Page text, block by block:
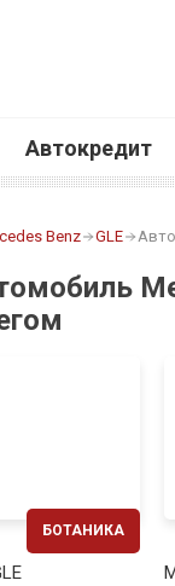
Автокредит
Benz GLE
БОТАНИКА